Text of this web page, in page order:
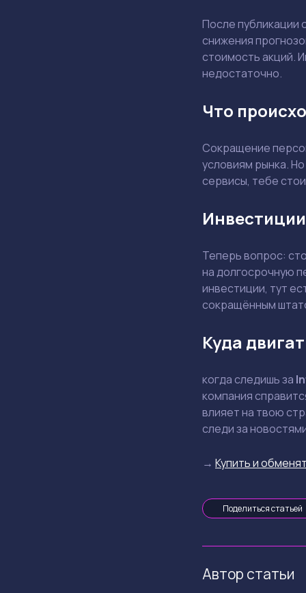
После публикации
снижения
стоимость акций.
недостаточно.
Что
Сокращение
условиям рынка.
сервисы, тебе
Теперь вопрос:
на долгосрочную
инвестиции, тут
сокращённым
Куда
когда следишь за
компания
влияет на твою
следи за
→ Купить и
Поделиться статьей
Автор статьи